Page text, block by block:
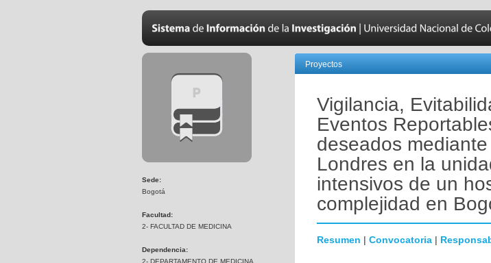
Sede:
Bogotá
Facultad:
2- FACULTAD DE MEDICINA
Dependencia:
2- DEPARTAMENTO DE MEDICINA
Proyectos
Vigilancia,
Eventos
deseados
Londres en la
intensivos de un
complejidad en
Resumen | Convocatoria |